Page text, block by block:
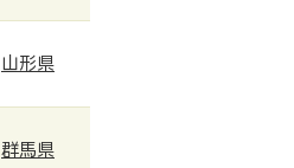
山形県
群馬県